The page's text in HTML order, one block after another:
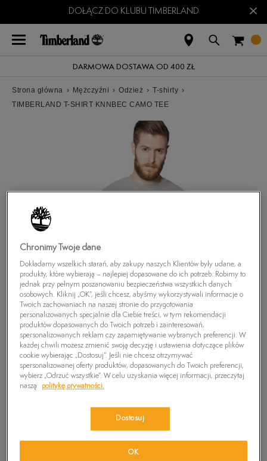
DOŁĄCZ DO KLUBU TIMBERLAND ×
DARMOWA DOSTAWA OD 400 ZŁ
Strona główna › Mężczyźni › Odzież › T-shirty ›
TIMBERLAND T-SHIRT KNNBEC CAMO TEE
TIMBERLAND T-SHIRT KNNBEC CAMO TEE
Chronimy Twoje dane
Dokładamy wszelkich starań, aby zakupy naszych Klientów były udane, a
produkty, które wybierają – najlepiej dopasowane do ich potrzeb. Robimy to
jednak przy pełnym poszanowaniu bezpieczeństwa wszystkich danych
osobowych. Kliknij „OK”, jeśli chcesz, abyśmy wykorzystywali informacje o
Twoich zachowaniach na naszej stronie do przygotowania
personalizowanych specjalnie dla Ciebie treści, w tym rekomendacji
produktów dopasowanych do Twoich potrzeb i zainteresowań,
spersonalizowanych reklam czy zapamiętywanie wybranych preferencji. W
każdej chwili możesz zmienić swoją decyzję i ustawienia dotyczące plików
cookie wybierając „Dostosuj”. Jeśli nie chcesz otrzymywać
spersonalizowanej oferty produktów, dopasowanych do Twoich preferencji,
wybierz „Odrzuć wszystkie”. W celu uzyskania więcej informacji, przeczytaj
naszą
politykę prywatności.
Dostosuj
OK